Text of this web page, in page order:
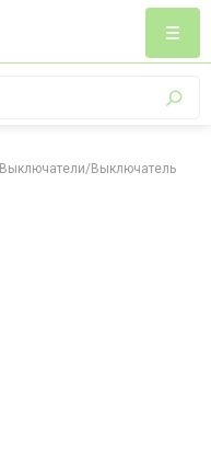
Выключатели/Выключатель